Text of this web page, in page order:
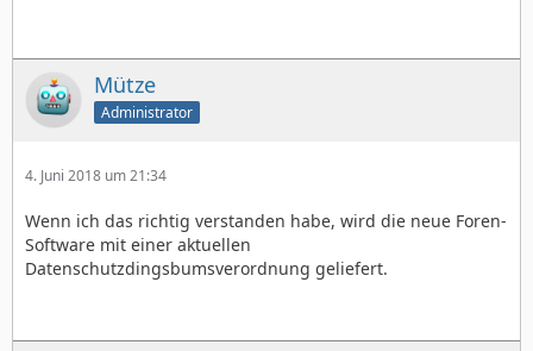
Mütze
Administrator
4. Juni 2018 um 21:34
Wenn ich das richtig verstanden habe, wird die neue Foren-
Software mit einer aktuellen
Datenschutzdingsbumsverordnung geliefert.